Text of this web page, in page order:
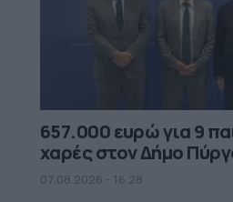
657.000 ευρώ για 9
χαρές στον Δήμο
07.08.2026 - 16.28